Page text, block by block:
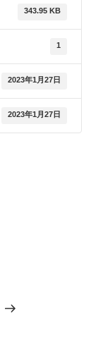
343.95 KB
1
2023年1月27日
2023年1月27日